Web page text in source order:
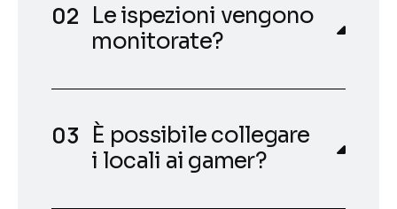
Le ispezioni vengono
monitorate?
È possibile collegare
i locali ai gamer?